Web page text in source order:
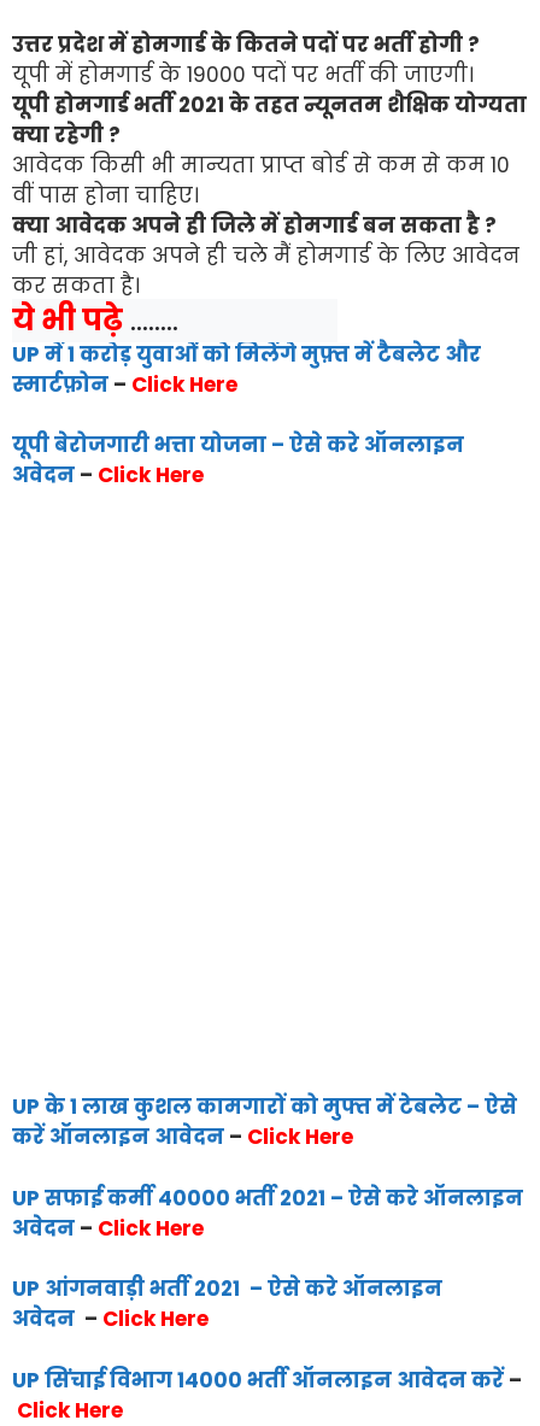
उत्तर प्रदेश में होमगार्ड के कितने पदों पर भर्ती होगी ?
यूपी में होमगार्ड के 19000 पदों पर भर्ती की जाएगी।
यूपी होमगार्ड भर्ती 2021 के तहत न्यूनतम शैक्षिक योग्यता
क्या रहेगी ?
आवेदक किसी भी मान्यता प्राप्त बोर्ड से कम से कम 10
वीं पास होना चाहिए।
क्या आवेदक अपने ही जिले में होमगार्ड बन सकता है ?
जी हां, आवेदक अपने ही चले मैं होमगार्ड के लिए आवेदन
कर सकता है।
ये भी पढ़े ........
UP में 1 करोड़ युवाओं को मिलेंगे मुफ़्त में टैबलेट और
स्मार्टफ़ोन – Click Here
यूपी बेरोजगारी भत्ता योजना – ऐसे करे ऑनलाइन
अवेदन – Click Here
UP के 1 लाख कुशल कामगारों को मुफ्त में टेबलेट – ऐसे
करें ऑनलाइन आवेदन – Click Here
UP सफाई कर्मी 40000 भर्ती 2021 – ऐसे करे ऑनलाइन
अवेदन – Click Here
UP आंगनवाड़ी भर्ती 2021 – ऐसे करे ऑनलाइन
अवेदन – Click Here
UP सिंचाई विभाग 14000 भर्ती ऑनलाइन आवेदन करें –
Click Here